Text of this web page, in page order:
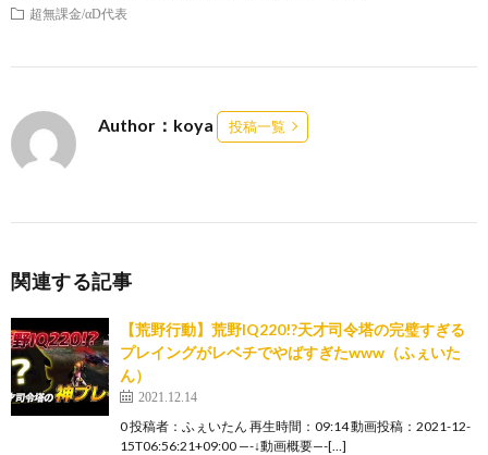
超無課金/αD代表
Author：koya 投稿一覧
関連する記事
【荒野行動】荒野IQ220!?天才司令塔の完璧すぎる
プレイングがレベチでやばすぎたwww（ふぇいた
ん）
2021.12.14
0 投稿者：ふぇいたん 再生時間：09:14 動画投稿：2021-12-
15T06:56:21+09:00 —-↓動画概要—-[…]